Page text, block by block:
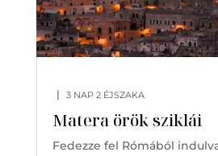
Matera örök sziklái
| 3 NAP 2 ÉJSZAKA
Fedezze fel Rómából